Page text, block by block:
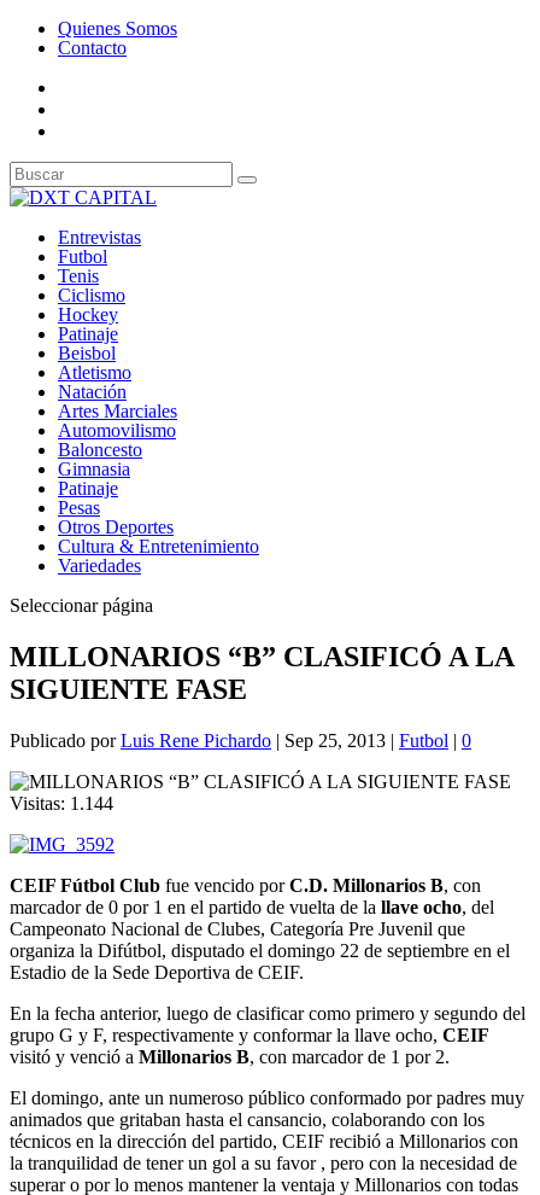
Quienes Somos
Contacto
Entrevistas
Futbol
Tenis
Ciclismo
Hockey
Patinaje
Beisbol
Atletismo
Natación
Artes Marciales
Automovilismo
Baloncesto
Gimnasia
Patinaje
Pesas
Otros Deportes
Cultura & Entretenimiento
Variedades
Seleccionar página
MILLONARIOS “B” CLASIFICÓ A LA
SIGUIENTE FASE
Publicado porLuis Rene Pichardo | Sep 25, 2013 | Futbol | 0
Visitas: 1.144
CEIF Fútbol Club fue vencido porC.D. Millonarios B, con
marcador de 0 por 1 en el partido de vuelta de la llave ocho, del
Campeonato Nacional de Clubes, Categoría Pre Juvenil que
organiza la Difútbol, disputado el domingo 22 de septiembre en el
Estadio de la Sede Deportiva de CEIF.
En la fecha anterior, luego de clasificar como primero y segundo del
grupo G y F, respectivamente y conformar la llave ocho, CEIF
visitó y venció a Millonarios B, con marcador de 1 por 2.
El domingo, ante un numeroso público conformado por padres muy
animados que gritaban hasta el cansancio, colaborando con los
técnicos en la dirección del partido, CEIF recibió a Millonarios con
la tranquilidad de tener un gol a su favor , pero con la necesidad de
superar o por lo menos mantener la ventaja y Millonarios con todas